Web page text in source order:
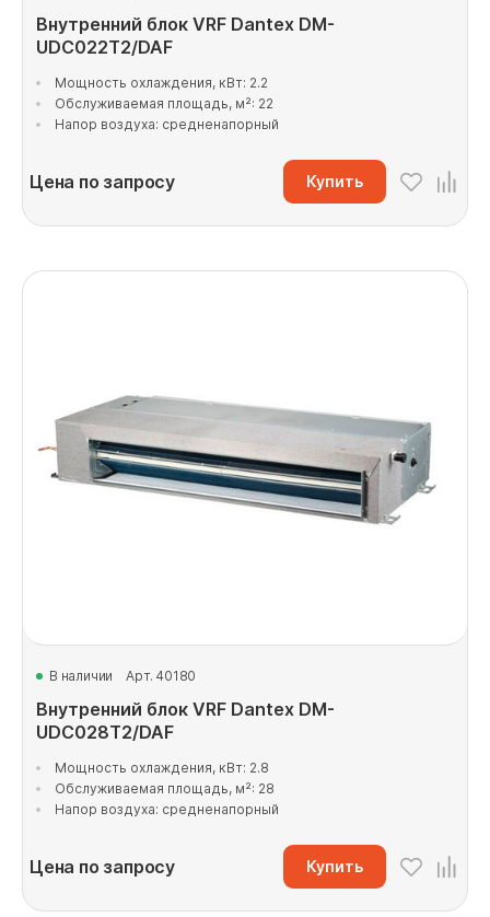
Внутренний блок VRF Dantex DM-
UDC022T2/DAF
Мощность охлаждения, кВт: 2.2
Обслуживаемая площадь, м²: 22
Напор воздуха: средненапорный
Цена по запросу Купить
В наличии Арт. 40180
Внутренний блок VRF Dantex DM-
UDC028T2/DAF
Мощность охлаждения, кВт: 2.8
Обслуживаемая площадь, м²: 28
Напор воздуха: средненапорный
Цена по запросу Купить